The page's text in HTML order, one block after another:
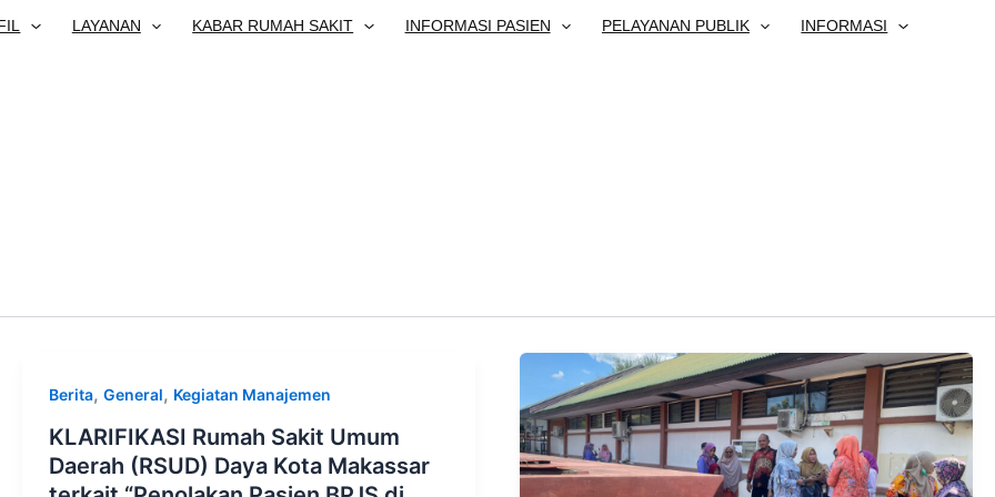
LAYANAN KABAR RUMAH SAKIT INFORMASI PASIEN PELAYANAN PUBLIK
INFORMASI
Berita, General, Kegiatan Manajemen
KLARIFIKASI Rumah Sakit Umum
Daerah (RSUD) Daya Kota Makassar